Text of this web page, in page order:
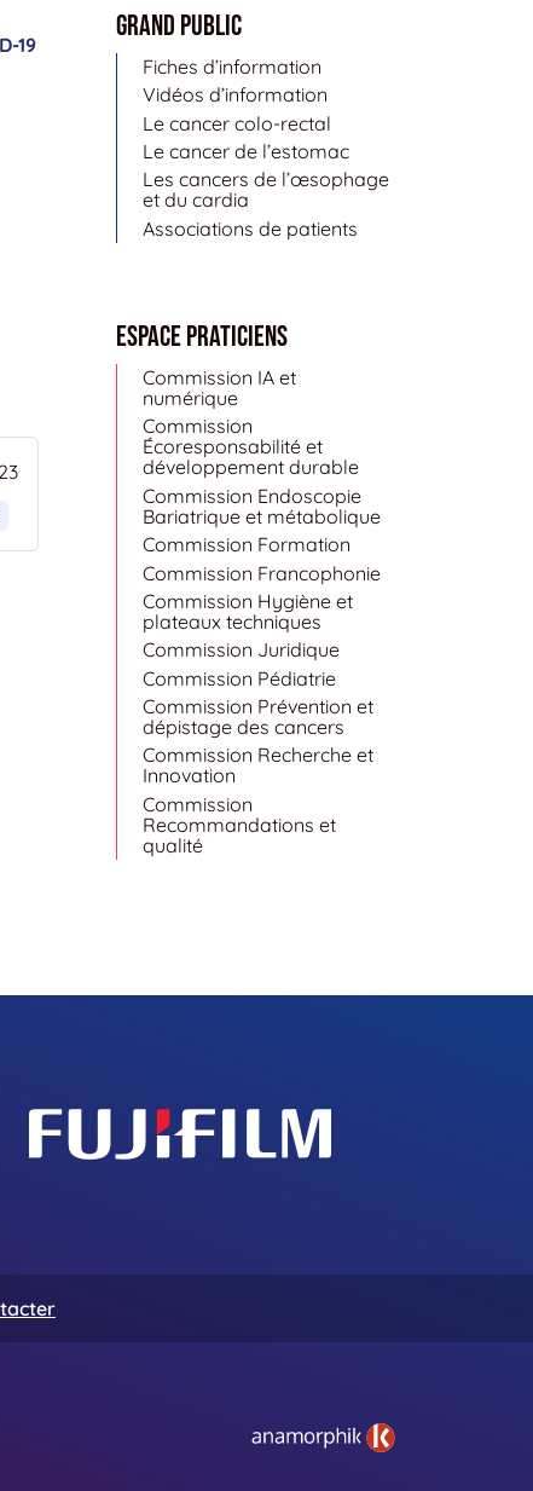
19
Grand public
Fiches d’information
Vidéos d’information
Le cancer colo-rectal
Le cancer de l’estomac
Les cancers de l’œsophage
et du cardia
Associations de patients
Espace Praticiens
Commission IA et
numérique
Commission
Écoresponsabilité et
développement durable
Commission Endoscopie
Bariatrique et métabolique
Commission Formation
Commission Francophonie
Commission Hygiène et
plateaux techniques
Commission Juridique
Commission Pédiatrie
Commission Prévention et
dépistage des cancers
Commission Recherche et
Innovation
Commission
Recommandations et
qualité